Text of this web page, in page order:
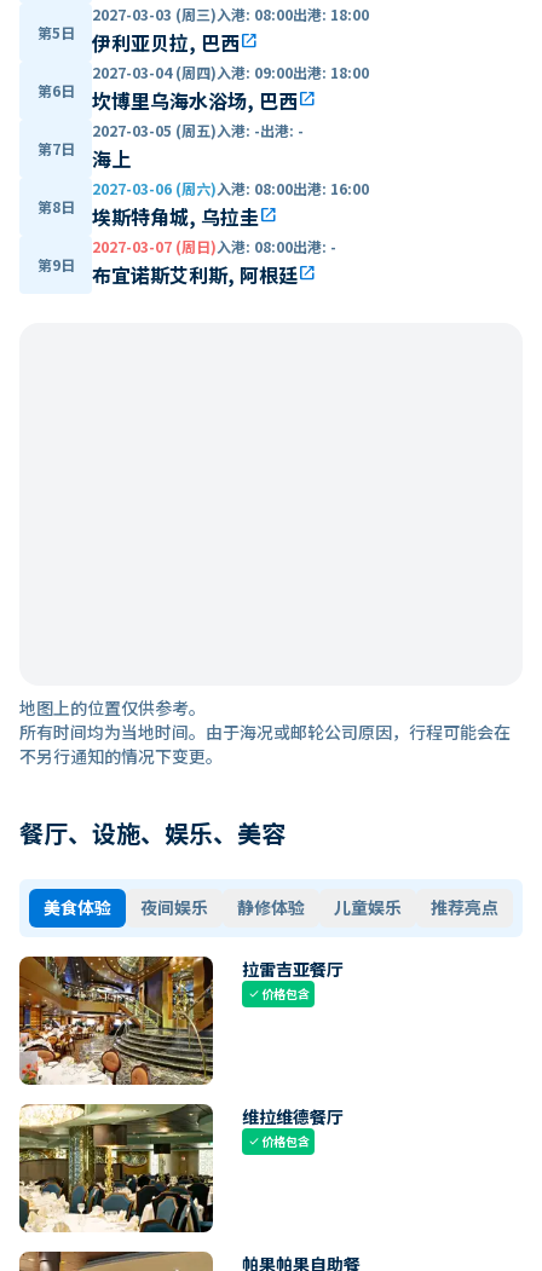
第5日
2027-03-03 (周三)入港: 08:00出港: 18:00
伊利亚贝拉, 巴西open_in_new
第6日
2027-03-04 (周四)入港: 09:00出港: 18:00
坎博里乌海水浴场, 巴西open_in_new
第7日
2027-03-05 (周五)入港: -出港: -
海上
第8日
2027-03-06 (周六)入港: 08:00出港: 16:00
埃斯特角城, 乌拉圭open_in_new
第9日
2027-03-07 (周日)入港: 08:00出港: -
布宜诺斯艾利斯, 阿根廷open_in_new
地图上的位置仅供参考。
所有时间均为当地时间。由于海况或邮轮公司原因，行程可能会在
不另行通知的情况下变更。
餐厅、设施、娱乐、美容
美食体验 夜间娱乐 静修体验 儿童娱乐 推荐亮点
拉雷吉亚餐厅
check价格包含
维拉维德餐厅
check价格包含
帕果帕果自助餐